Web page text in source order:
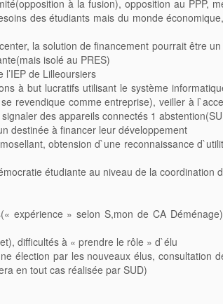
à la fusion), opposition au PPP,
des étudiants mais du monde
la solution de financement pourrait être
isolé au PRES)
de Lilleoursiers
à but lucratifs utilisant le système
revendique comme entreprise), veiller à
des appareils connectés 1
destinée à financer leur développement
obtension d`une reconnaissance
étudiante au niveau de la coordination
expérience » selon S,mon de CA
difficultés à « prendre le rôle » d`élu
élection par les nouveaux élus, consultation
en tout cas réalisée par SUD)